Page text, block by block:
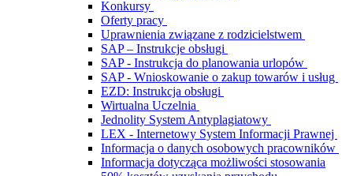
Konkursy
Oferty pracy
Uprawnienia związane z rodzicielstwem
SAP – Instrukcje obsługi
SAP - Instrukcja do planowania urlopów
SAP - Wnioskowanie o zakup towarów i usług
EZD: Instrukcja obsługi
Wirtualna Uczelnia
Jednolity System Antyplagiatowy
LEX - Internetowy System Informacji Prawnej
Informacja o danych osobowych pracowników
Informacja dotycząca możliwości stosowania